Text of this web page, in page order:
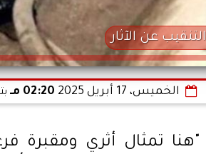
التنقيب عن الآثار
الخميس، 17 أبريل 2025 02:20 مـ
"هنا تمثال أثري ومقبرة